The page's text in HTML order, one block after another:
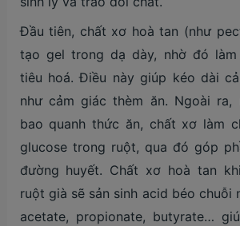
Đầu tiên, chất xơ hoà tan (như
tạo gel trong dạ dày, nhờ đó
tiêu hoá. Điều này giúp kéo dài
như cảm giác thèm ăn. Ngoài
bao quanh thức ăn, chất xơ làm
glucose trong ruột, qua đó góp
đường huyết. Chất xơ hoà tan
ruột già sẽ sản sinh acid béo chuỗi
acetate, propionate, butyrate…